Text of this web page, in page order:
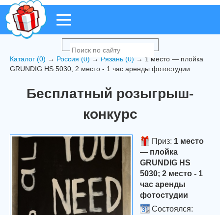
Каталог (0) → Россия (0) → Рязань (0) → 1 место — плойка
GRUNDIG HS 5030; 2 место - 1 час аренды фотостудии
Бесплатный розыгрыш-
конкурс
Приз: 1 место
— плойка
GRUNDIG HS
5030; 2 место - 1
час аренды
фотостудии
Состоялся: